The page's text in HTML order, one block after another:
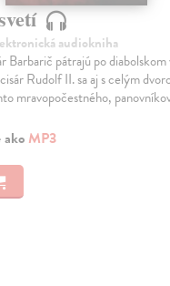
audiokniha
Barbarič pátrajú po
Rudolf II. sa aj s celým
mravopočestného,
MP3